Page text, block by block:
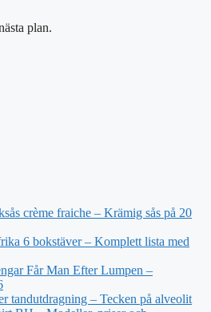
plan.
crème fraiche – Krämig sås på 20
6 bokstäver – Komplett lista med
Får Man Efter Lumpen –
tandutdragning – Tecken på alveolit